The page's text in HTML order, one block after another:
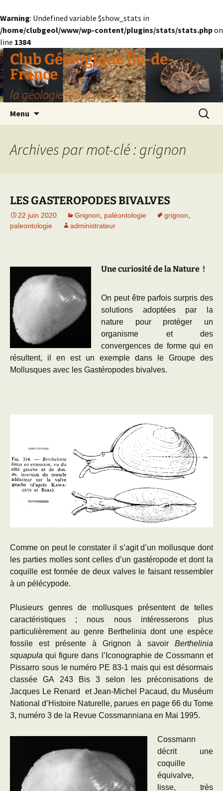
Warning: Undefined variable $show_stats in
/home/clubgeol/www/wp-content/plugins/stats/stats.phpon
line 1384
Aller
au
contenu
Club Géologique Île-de-
France
la géologie entre amis
Menu
Archives par mot-clé : grignon
LES GASTEROPODES BIVALVES
22 juin 2020 Grignon paléontologie grignon
paleontologie
administrateur
Une curiosité de la Nature !
On peut être parfois surpris des
solutions adoptées par la
nature pour protéger un
organisme et des
convergences de forme qui en
résultent, il en est un exemple dans le Groupe des
Mollusques avec les Gastéropodes bivalves.
Comme on peut le constater il s’agit d’un mollusque dont
les parties molles sont celles d’un gastéropode et dont la
coquille est formée de deux valves le faisant ressembler
à un pélécypode.
Plusieurs genres de mollusques présentent de telles
caractéristiques ; nous nous intéresserons plus
particulièrement au genre Berthelinia dont une espèce
fossile est présente à Grignon à savoir Berthelinia
squapula qui figure dans l’Iconographie de Cossmann et
Pissarro sous le numéro PE 83-1 mais qui est désormais
classée GA 243 Bis 3 selon les préconisations de
Jacques Le Renard et Jean-Michel Pacaud, du Muséum
National d’Histoire Naturelle, parues en page 66 du Tome
3, numéro 3 de la Revue Cossmanniana en Mai 1995.
Cossmann
décrit une
coquille
équivalve,
lisse, très